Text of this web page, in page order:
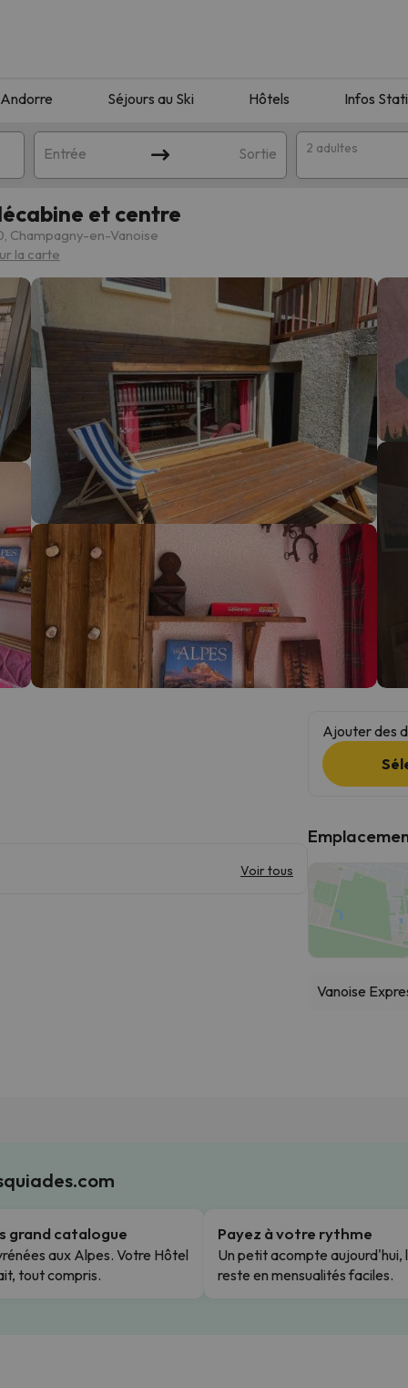
Andorre Séjours au Ski Hôtels Infos
Entrée Sortie 2 adultes
à votre recherche. Essayez de modifier la
qu'il aura retrouvé sa boussole, il reviendra.
et centre
Champagny-en-Vanoise
la carte
Voir tous
Ajouter des
Vanoise
grand catalogue
aux Alpes. Votre Hôtel
tout compris.
Payez à votre rythme
Un petit acompte aujourd'hui,
reste en mensualités faciles.